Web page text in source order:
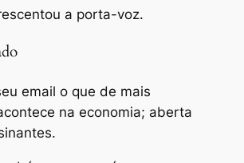
a porta-voz.
email o que de mais
na economia; aberta